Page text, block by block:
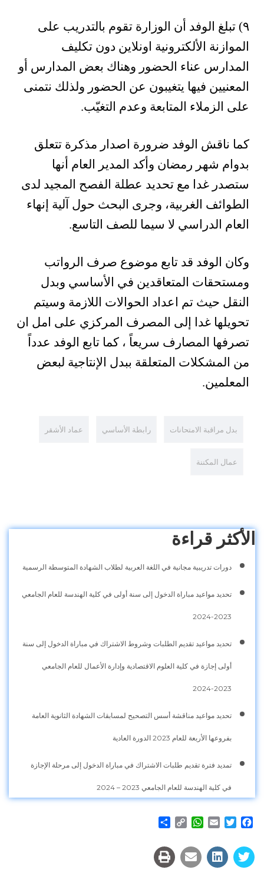
٩) تبلغ الوفد أن الوزارة تقوم بالتدريب على
الموازنة الألكترونية اونلاين دون تكليف
المدارس عناء الحضور وهناك بعض المدارس أو
المعنيين فيها يتغيبون عن الحضور ولذلك نتمنى
على الزملاء المتابعة وعدم التغيّب.
كما ناقش الوفد ضرورة اصدار مذكرة تتعلق
بدوام شهر رمضان وأكد المدير العام أنها
ستصدر غدا مع تحديد عطلة الفصح المجيد لدى
الطوائف الغربية، وجرى البحث حول آلية إنهاء
العام الدراسي لا سيما للصف التاسع.
وكان الوفد قد تابع موضوع صرف الرواتب
ومستحقات المتعاقدين في الأساسي وبدل
النقل حيث تم اعداد الحوالات اللازمة وسيتم
تحويلها غدا إلى المصرف المركزي على امل ان
تصرفها المصارف سريعاً ، كما تابع الوفد عدداً
من المشكلات المتعلقة ببدل الإنتاجية لبعض
المعلمين.
بدل مراقبة الامتحانات رابطة الأساسي عماد الأشقر
عمال المكننة
الأكثر قراءة
دورات تدريبية مجانية في اللغة العربية لطلاب الشهادة المتوسطة الرسمية
تحديد مواعيد مباراة الدخول إلى سنة أولى في كلية الهندسة للعام الجامعي
2023-2024
تحديد مواعيد تقديم الطلبات وشروط الاشتراك في مباراة الدخول إلى سنة
أولى إجازة في كلية العلوم الاقتصادية وإدارة الأعمال للعام الجامعي
2023-2024
تحديد مواعيد مناقشة أسس التصحيح لمسابقات الشهادة الثانوية العامة
بفروعها الأربعة للعام 2023 الدورة العادية
تمديد فترة تقديم طلبات الاشتراك في مباراة الدخول إلى مرحلة الإجازة
في كلية الهندسة للعام الجامعي 2023 – 2024
Facebook
Twitter
Email
WhatsApp
Copy